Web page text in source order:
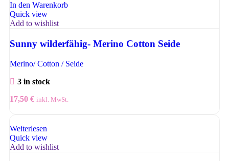
In den Warenkorb
Quick view
Add to wishlist
Sunny wilderfähig- Merino Cotton Seide
Merino/ Cotton / Seide
3 in stock
17,50 € inkl. MwSt.
Weiterlesen
Quick view
Add to wishlist